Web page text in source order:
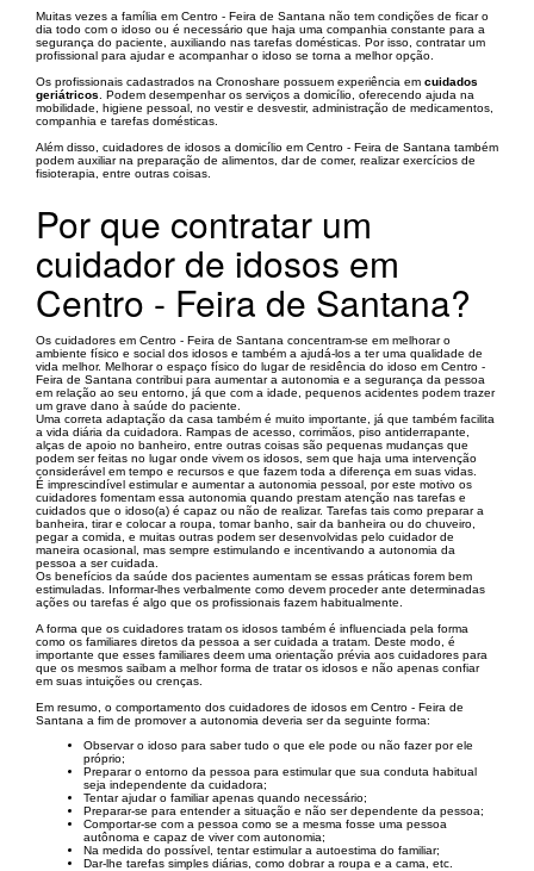
Muitas vezes a família em Centro - Feira de Santana não tem condições de ficar o
dia todo com o idoso ou é necessário que haja uma companhia constante para a
segurança do paciente, auxiliando nas tarefas domésticas. Por isso, contratar um
profissional para ajudar e acompanhar o idoso se torna a melhor opção.
Os profissionais cadastrados na Cronoshare possuem experiência em cuidados
geriátricos . Podem desempenhar os serviços a domicílio, oferecendo ajuda na
mobilidade, higiene pessoal, no vestir e desvestir, administração de medicamentos,
companhia e tarefas domésticas.
Além disso, cuidadores de idosos a domicílio em Centro - Feira de Santana também
podem auxiliar na preparação de alimentos, dar de comer, realizar exercícios de
fisioterapia, entre outras coisas.
Por que contratar um
cuidador de idosos em
Centro - Feira de Santana?
Os cuidadores em Centro - Feira de Santana concentram-se em melhorar o
ambiente físico e social dos idosos e também a ajudá-los a ter uma qualidade de
vida melhor. Melhorar o espaço físico do lugar de residência do idoso em Centro -
Feira de Santana contribui para aumentar a autonomia e a segurança da pessoa
em relação ao seu entorno, já que com a idade, pequenos acidentes podem trazer
um grave dano à saúde do paciente.
Uma correta adaptação da casa também é muito importante, já que também facilita
a vida diária da cuidadora. Rampas de acesso, corrimãos, piso antiderrapante,
alças de apoio no banheiro, entre outras coisas são pequenas mudanças que
podem ser feitas no lugar onde vivem os idosos, sem que haja uma intervenção
considerável em tempo e recursos e que fazem toda a diferença em suas vidas.
É imprescindível estimular e aumentar a autonomia pessoal, por este motivo os
cuidadores fomentam essa autonomia quando prestam atenção nas tarefas e
cuidados que o idoso(a) é capaz ou não de realizar. Tarefas tais como preparar a
banheira, tirar e colocar a roupa, tomar banho, sair da banheira ou do chuveiro,
pegar a comida, e muitas outras podem ser desenvolvidas pelo cuidador de
maneira ocasional, mas sempre estimulando e incentivando a autonomia da
pessoa a ser cuidada.
Os benefícios da saúde dos pacientes aumentam se essas práticas forem bem
estimuladas. Informar-lhes verbalmente como devem proceder ante determinadas
ações ou tarefas é algo que os profissionais fazem habitualmente.
A forma que os cuidadores tratam os idosos também é influenciada pela forma
como os familiares diretos da pessoa a ser cuidada a tratam. Deste modo, é
importante que esses familiares deem uma orientação prévia aos cuidadores para
que os mesmos saibam a melhor forma de tratar os idosos e não apenas confiar
em suas intuições ou crenças.
Em resumo, o comportamento dos cuidadores de idosos em Centro - Feira de
Santana a fim de promover a autonomia deveria ser da seguinte forma:
Observar o idoso para saber tudo o que ele pode ou não fazer por ele
próprio;
Preparar o entorno da pessoa para estimular que sua conduta habitual
seja independente da cuidadora;
Tentar ajudar o familiar apenas quando necessário;
Preparar-se para entender a situação e não ser dependente da pessoa;
Comportar-se com a pessoa como se a mesma fosse uma pessoa
autônoma e capaz de viver com autonomia;
Na medida do possível, tentar estimular a autoestima do familiar;
Dar-lhe tarefas simples diárias, como dobrar a roupa e a cama, etc.